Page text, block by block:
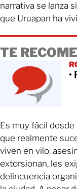
narrativa se lanza
que Uruapan ha
TE
•
Es muy fácil
que realmente
viven en vilo:
extorsionan, les
delincuencia